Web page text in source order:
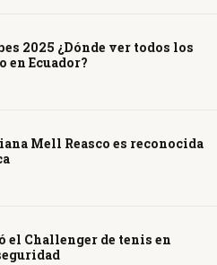
2025 ¿Dónde ver todos los
Ecuador?
Mell Reasco es reconocida
el Challenger de tenis en